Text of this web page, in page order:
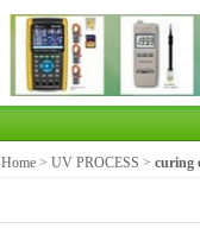
Home > UV PROCESS > curing